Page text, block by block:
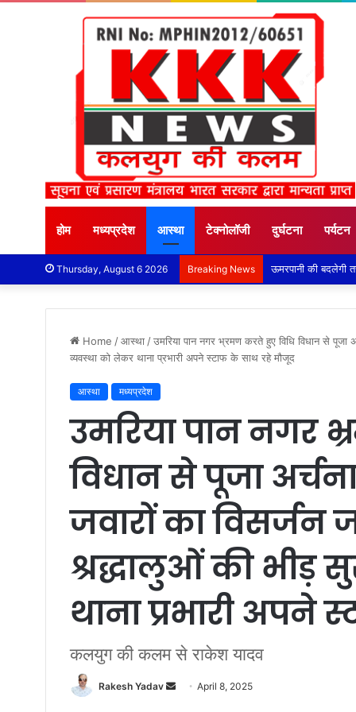
होम मध्यप्रदेश आस्था टेक्नोलॉजी दुर्घटना पर्यटन
Thursday, August 6 2026 Breaking News
Home /आस्था /उमरिया पान नगर भ्रमण करते हुए विधि विधान से
व्यवस्था को लेकर थाना प्रभारी अपने स्टाफ के साथ रहे मौजूद
आस्था मध्यप्रदेश
उमरिया पान नगर
विधान से पूजा
जवारों का विसर्जन
श्रद्धालुओं की भीड़
थाना प्रभारी अपने
कलयुग की कलम से राकेश यादव
Rakesh Yadav April 8, 2025